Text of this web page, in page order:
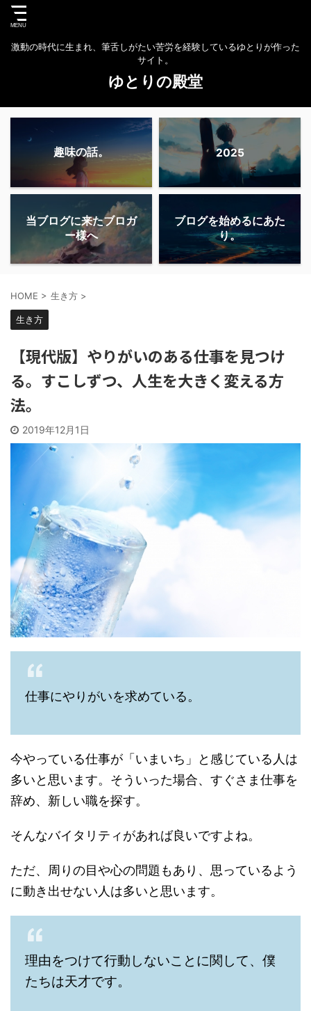
激動の時代に生まれ、筆舌しがたい苦労を経験しているゆとりが作った
サイト。
ゆとりの殿堂
趣味の話。 2025
当ブログに来たブロガ
ー様へ
ブログを始めるにあた
り。
HOME > 生き方 >
生き方
【現代版】やりがいのある仕事を見つけ
る。すこしずつ、人生を大きく変える方
法。
2019年12月1日
仕事にやりがいを求めている。
今やっている仕事が「いまいち」と感じている人は
多いと思います。そういった場合、すぐさま仕事を
辞め、新しい職を探す。
そんなバイタリティがあれば良いですよね。
ただ、周りの目や心の問題もあり、思っているよう
に動き出せない人は多いと思います。
理由をつけて行動しないことに関して、僕
たちは天才です。